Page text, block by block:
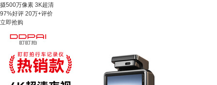
摄500万像素 3K超清
97%好评 20万+评价
立即抢购